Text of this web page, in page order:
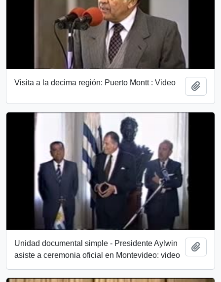
Visita a la decima región: Puerto Montt : Video
Unidad documental simple - Presidente Aylwin
asiste a ceremonia oficial en Montevideo: video